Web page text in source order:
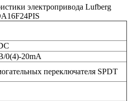
электропривода Lufberg
0(4)-20mA
переключателя SPDT